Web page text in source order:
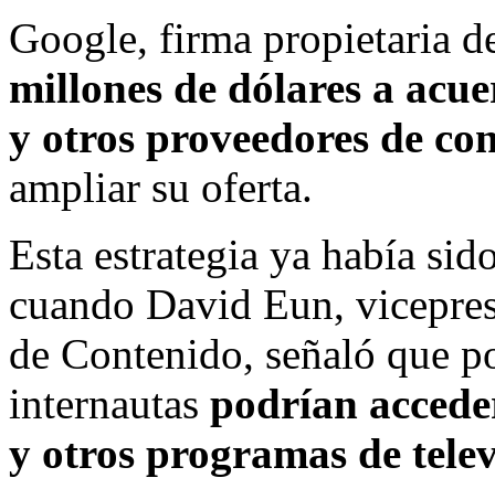
Google, firma propietaria
millones de dólares a
y otros proveedores de
ampliar su oferta.
Esta estrategia ya había
cuando David Eun,
de Contenido, señaló que
internautas podrían
y otros programas de